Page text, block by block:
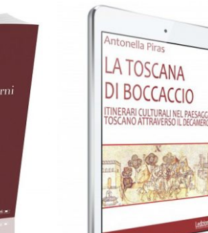
eBook in ePubeBook in
0,00€
Scegli